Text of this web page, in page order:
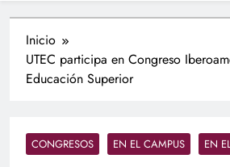
Inicio
UTEC participa en Congreso
Educación Superior
CONGRESOS EN EL CAMPUS EN